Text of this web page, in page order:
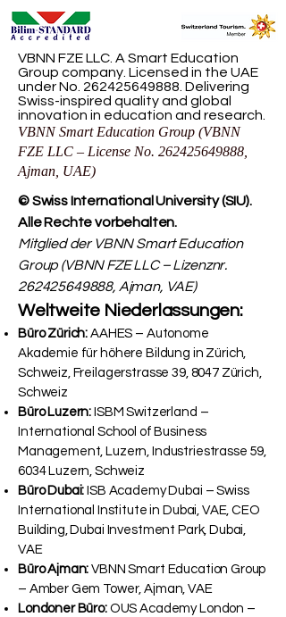
VBNN FZE LLC. A Smart Education
Group company. Licensed in the UAE
under No. 262425649888 . Delivering
Swiss-inspired quality and global
innovation in education and research.
VBNN Smart Education Group (VBNN
FZE LLC – License No. 262425649888
Ajman, UAE)
© Swiss International University (SIU).
Alle Rechte vorbehalten.
Mitglied der VBNN Smart Education
Group (VBNN FZE LLC – Lizenznr.
262425649888, Ajman, VAE)
Weltweite Niederlassungen:
Büro Zürich: AAHES – Autonome
Akademie für höhere Bildung in Zürich,
Schweiz, Freilagerstrasse 39, 8047 Zürich,
Schweiz
Büro Luzern: ISBM Switzerland –
International School of Business
Management, Luzern, Industriestrasse 59,
6034 Luzern, Schweiz
Büro Dubai: ISB Academy Dubai – Swiss
International Institute in Dubai, VAE, CEO
Building, Dubai Investment Park, Dubai,
VAE
Büro Ajman: VBNN Smart Education Group
– Amber Gem Tower, Ajman, VAE
Londoner Büro:OUS Academy London –